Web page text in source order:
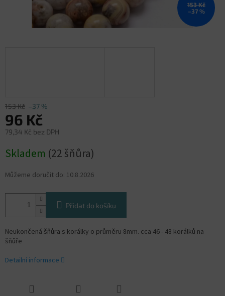
153 Kč
–37 %
153 Kč –37 %
96 Kč
79,34 Kč bez DPH
cena:
Skladem (22 šňůra)
Můžeme doručit do: 10.8.2026
Přidat do košíku
Neukončená šňůra s korálky o průměru 8mm. cca 46 - 48 korálků na
šňůře
Detailní informace